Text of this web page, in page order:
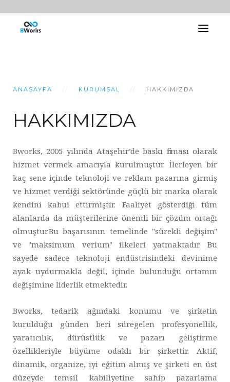
ANASAYFA KURUMSAL HAKKIMIZDA
HAKKIMIZDA
Bworks, 2005 yılında Ataşehir’de baskı firması olarak
hizmet vermek amacıyla kurulmuştur. İlerleyen bir
kaç sene içinde teknoloji ve reklam pazarına girmiş
ve hizmet verdiği sektöründe güçlü bir marka olarak
kendini kabul ettirmiştir. Faaliyet gösterdiği tüm
alanlarda da müşterilerine önemli bir çözüm ortağı
olmuştur.Bu başarısının temelinde "sürekli değişim"
ve "maksimum verium" ilkeleri yatmaktadır. Bu
sayede sadece teknoloji endüstrisindeki devinime
ayak uydurmakla değil, içinde bulunduğu ortamın
değişimine liderlik etmektedir.
Bworks, tedarik ağındaki konumu ve şirketin
kurulduğu günden beri süregelen profesyonellik,
yaratıcılık, dürüstlük ve pazarı geliştirme
özellikleriyle büyüme odaklı bir şirkettir. Aktif,
dinamik, organize, iyi eğitim almış ve şirketi en üst
düzeyde temsil kabiliyetine sahip pazarlama